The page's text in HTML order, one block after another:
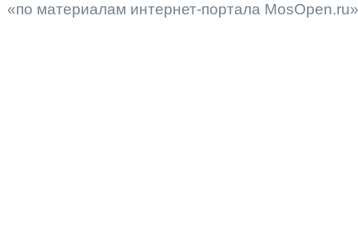
«по материалам интернет-портала